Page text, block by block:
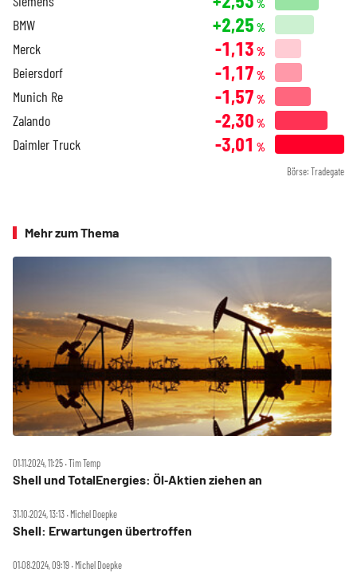
%
BMW +2,25 %
Merck -1,13 %
Beiersdorf -1,17 %
Munich Re -1,57 %
Zalando -2,30 %
Daimler Truck -3,01 %
Börse: Tradegate
Mehr zum Thema
01.11.2024, 11:25 ‧ Tim Temp
Shell und TotalEnergies: Öl‑Aktien ziehen an
31.10.2024, 13:13 ‧ Michel Doepke
Shell: Erwartungen übertroffen
01.08.2024, 09:19 ‧ Michel Doepke